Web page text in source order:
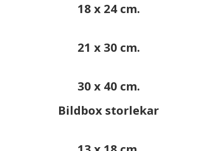
18 x 24 cm.
21 x 30 cm.
30 x 40 cm.
Bildbox storlekar